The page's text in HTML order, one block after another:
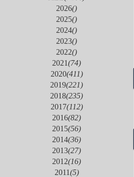
2026()
2025()
2024()
2023()
2022()
2021(74)
2020(411)
2019(221)
2018(235)
2017(112)
2016(82)
2015(56)
2014(36)
2013(27)
2012(16)
2011(5)